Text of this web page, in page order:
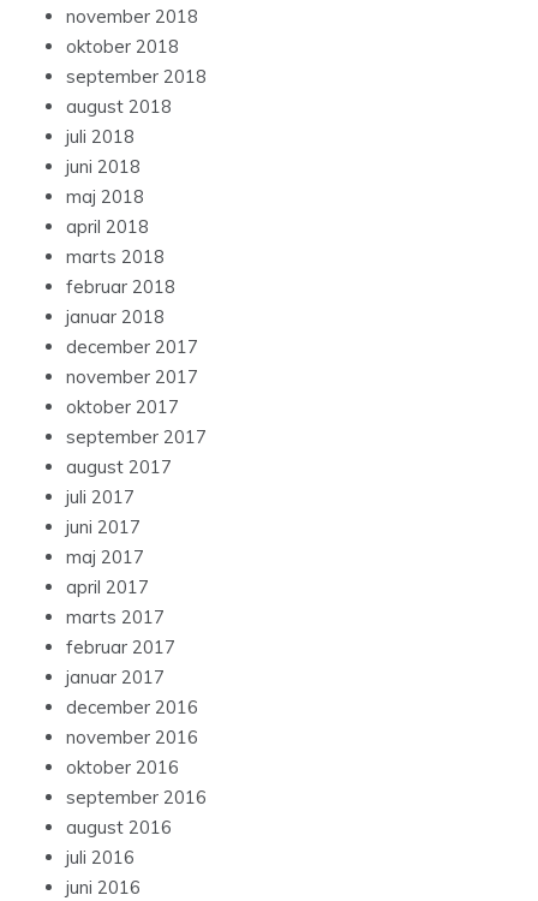
november 2018
oktober 2018
september 2018
august 2018
juli 2018
juni 2018
maj 2018
april 2018
marts 2018
februar 2018
januar 2018
december 2017
november 2017
oktober 2017
september 2017
august 2017
juli 2017
juni 2017
maj 2017
april 2017
marts 2017
februar 2017
januar 2017
december 2016
november 2016
oktober 2016
september 2016
august 2016
juli 2016
juni 2016